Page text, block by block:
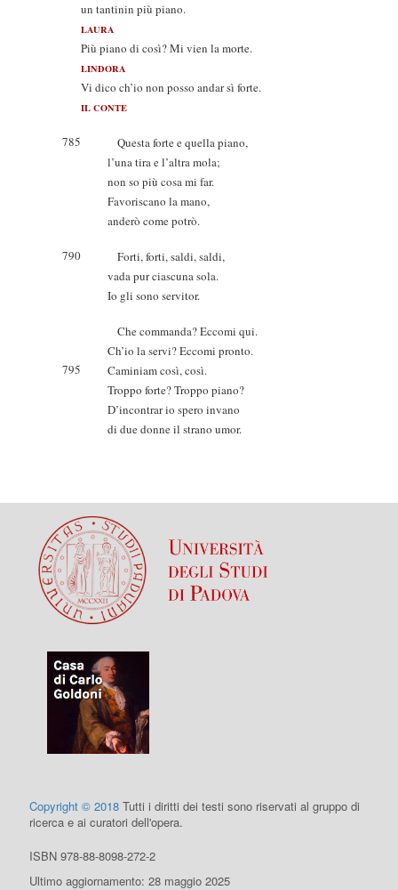
un tantinin più piano.
LAURA
Più piano di così? Mi vien la morte.
LINDORA
Vi dico ch’io non posso andar sì forte.
IL CONTE
785
Questa forte e quella piano,
l’una tira e l’altra mola;
non so più cosa mi far.
Favoriscano la mano,
anderò come potrò.
790
Forti, forti, saldi, saldi,
vada pur ciascuna sola.
Io gli sono servitor.
Che commanda? Eccomi qui.
Ch’io la servi? Eccomi pronto.
795
Caminiam così, così.
Troppo forte? Troppo piano?
D’incontrar io spero invano
di due donne il strano umor.
Copyright © 2018 Tutti i diritti dei testi sono riservati al gruppo di
ricerca e ai curatori dell'opera.
ISBN 978-88-8098-272-2
Ultimo aggiornamento: 28 maggio 2025